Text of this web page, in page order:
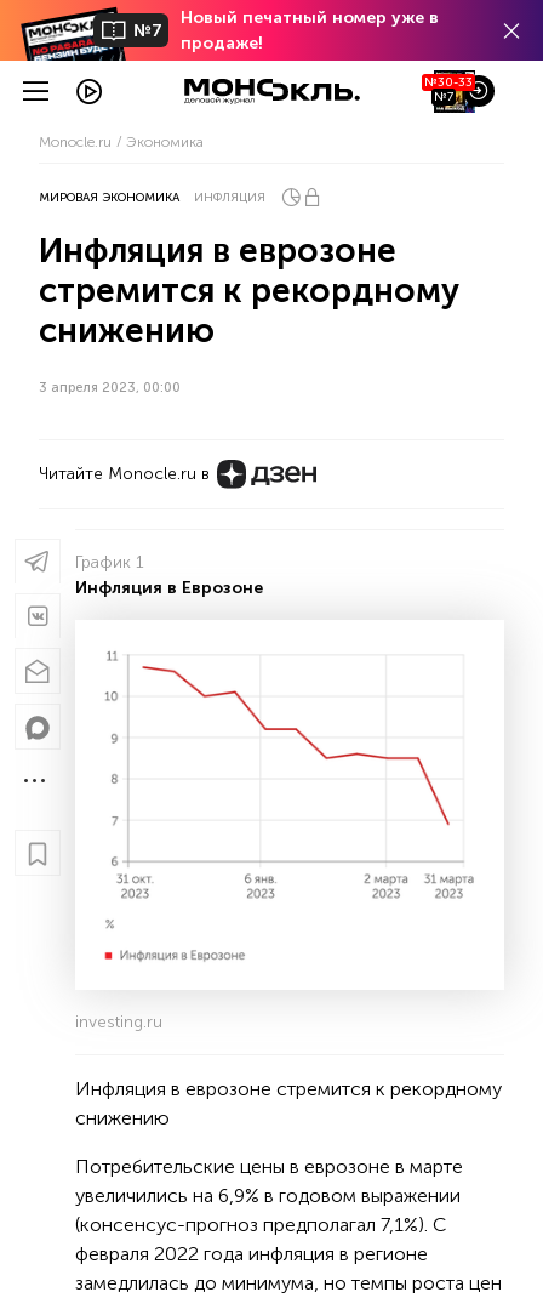
№7
Новый печатный номер уже в
продаже!
№30-33
№7
Monocle.ru Экономика
МИРОВАЯ ЭКОНОМИКА ИНФЛЯЦИЯ
Инфляция в еврозоне
стремится к рекордному
снижению
3 апреля 2023, 00:00
Читайте Monocle.ru в
График 1
Инфляция в Еврозоне
investing.ru
Инфляция в еврозоне стремится к рекордному
снижению
Потребительские цены в еврозоне в марте
увеличились на 6,9% в годовом выражении
(консенсус-прогноз предполагал 7,1%). С
февраля 2022 года инфляция в регионе
замедлилась до минимума, но темпы роста цен